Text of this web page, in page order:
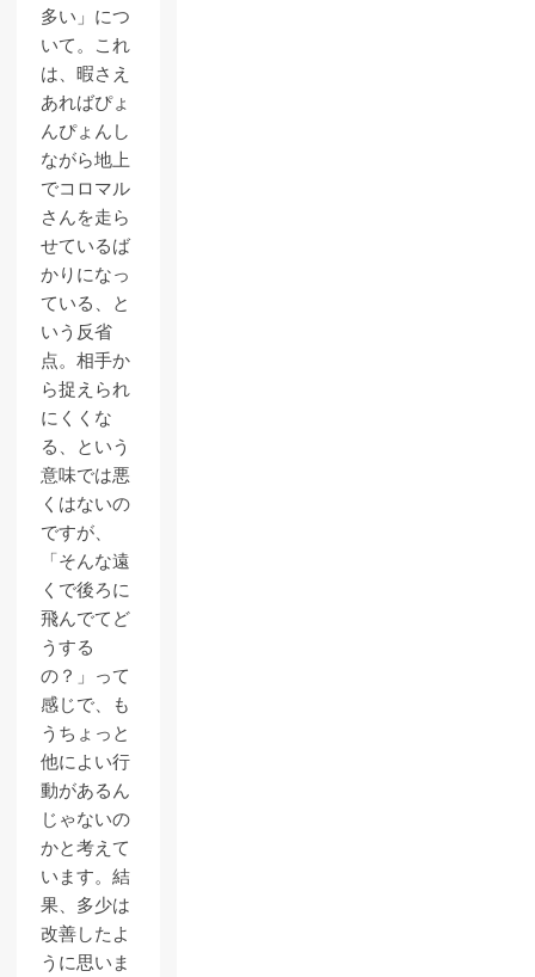
多い」につ
いて。これ
は、暇さえ
あればぴょ
んぴょんし
ながら地上
でコロマル
さんを走ら
せているば
かりになっ
ている、と
いう反省
点。相手か
ら捉えられ
にくくな
る、という
意味では悪
くはないの
ですが、
「そんな遠
くで後ろに
飛んでてど
うする
の？」って
感じで、も
うちょっと
他によい行
動があるん
じゃないの
かと考えて
います。結
果、多少は
改善したよ
うに思いま